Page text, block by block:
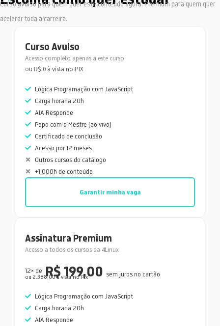
Curso avulso para quem quer este conteúdo agora. Premium para quem quer
acelerar toda a carreira.
Curso Avulso
Acesso completo apenas a este curso
ou R$ 0 à vista no PIX
Lógica Programação com JavaScript
Carga horaria 20h
AIA Responde
Papo com o Mestre (ao vivo)
Certificado de conclusão
Acesso por 12 meses
Outros cursos do catálogo
+1.000h de conteúdo
Garantir minha vaga
Assinatura Premium
Acesso a todos os cursos da 4Linux
12× deR$ 199,00 sem juros no cartão
ou 2.388,00 a vista no Pix
Lógica Programação com JavaScript
Carga horaria 20h
AIA Responde